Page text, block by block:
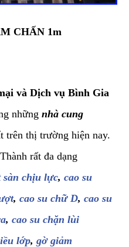
CHẤN 1m
và Dịch vụ Bình Gia
những nhà cung
trên thị trường hiện nay.
rất đa dạng
sàn chịu lực, cao su
, cao su chữ D, cao su
, cao su chặn lùi
lớp, gờ giảm